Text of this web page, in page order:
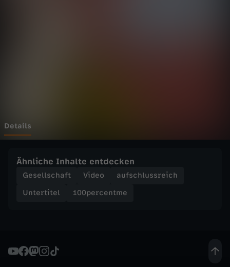
-
G
t
Details
Ähnliche Inhalte entdecken
Gesellschaft Video
aufschlussreich
Untertitel
100percentme